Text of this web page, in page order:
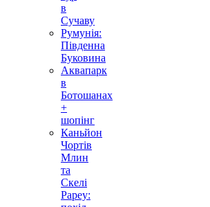
в
Сучаву
Румунія:
Південна
Буковина
Аквапарк
в
Ботошанах
+
шопінг
Каньйон
Чортів
Млин
та
Скелі
Рареу: